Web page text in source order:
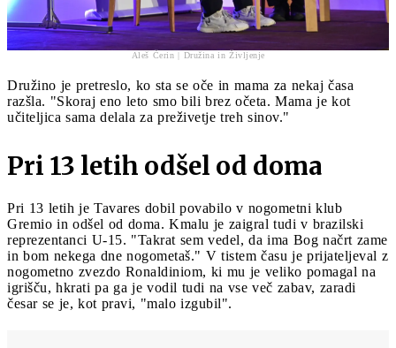
Aleš Čerin | Družina in Življenje
Družino je pretreslo, ko sta se oče in mama za nekaj časa
razšla. "Skoraj eno leto smo bili brez očeta. Mama je kot
učiteljica sama delala za preživetje treh sinov."
Pri 13 letih odšel od doma
Pri 13 letih je Tavares dobil povabilo v nogometni klub
Gremio in odšel od doma. Kmalu je zaigral tudi v brazilski
reprezentanci U-15. "Takrat sem vedel, da ima Bog načrt zame
in bom nekega dne nogometaš." V tistem času je prijateljeval z
nogometno zvezdo Ronaldiniom, ki mu je veliko pomagal na
igrišču, hkrati pa ga je vodil tudi na vse več zabav, zaradi
česar se je, kot pravi, "malo izgubil".